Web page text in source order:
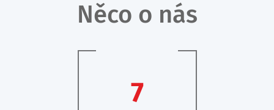
Něco o nás
7